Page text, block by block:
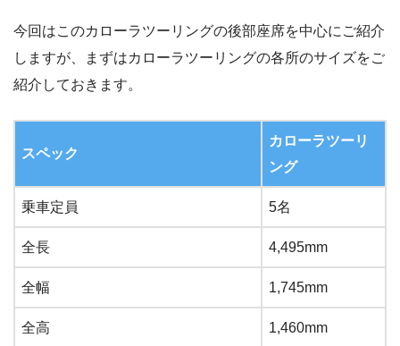
今回はこのカローラツーリングの後部座席を中心にご紹介
しますが、まずはカローラツーリングの各所のサイズをご
紹介しておきます。
スペック
カローラツーリ
ング
乗車定員 5名
全長 4,495mm
全幅 1,745mm
全高 1,460mm